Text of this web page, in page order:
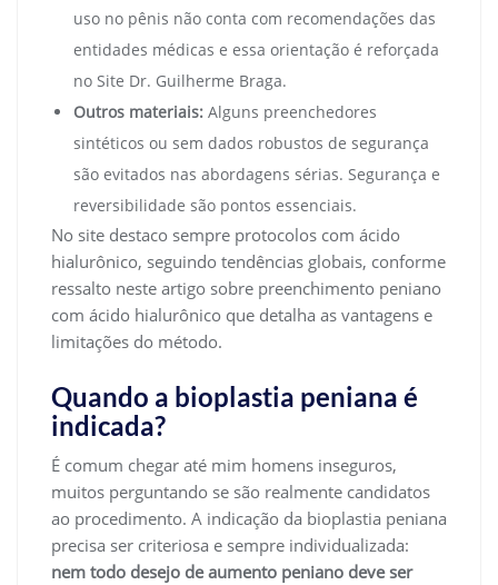
uso no pênis não conta com recomendações das
entidades médicas e essa orientação é reforçada
no Site Dr. Guilherme Braga.
Outros materiais: Alguns preenchedores
sintéticos ou sem dados robustos de segurança
são evitados nas abordagens sérias. Segurança e
reversibilidade são pontos essenciais.
No site destaco sempre protocolos com ácido
hialurônico, seguindo tendências globais, conforme
ressalto neste artigo sobre preenchimento peniano
com ácido hialurônico que detalha as vantagens e
limitações do método.
Quando a bioplastia peniana é
indicada?
É comum chegar até mim homens inseguros,
muitos perguntando se são realmente candidatos
ao procedimento. A indicação da bioplastia peniana
precisa ser criteriosa e sempre individualizada:
nem todo desejo de aumento peniano deve ser